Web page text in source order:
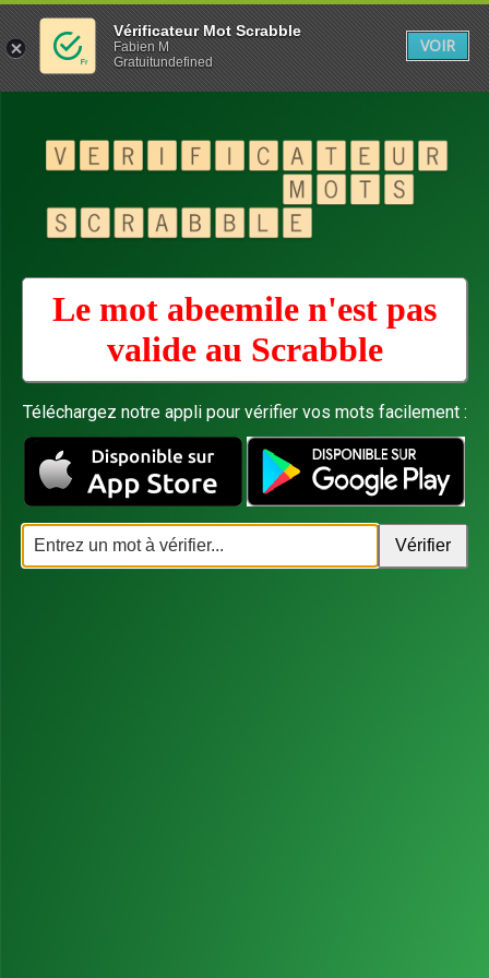
Le mot abeemile n'est pas
valide au Scrabble
Téléchargez notre appli pour vérifier vos mots facilement :
Vérificateur Mot Scrabble
Fabien M
Gratuitundefined
VOIR